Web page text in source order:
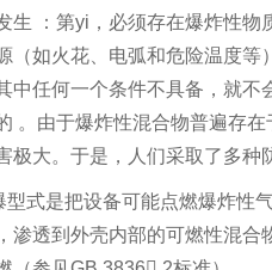
生
：第yi，必须存在爆炸性
（如火花、电弧和危险温度等
中任何一个条件不具备，就不
。由于爆炸性混合物普遍存
极大。于是，人们采取了多种
型式是把设备可能点燃爆炸性
渗透到外壳内部的可燃性混合